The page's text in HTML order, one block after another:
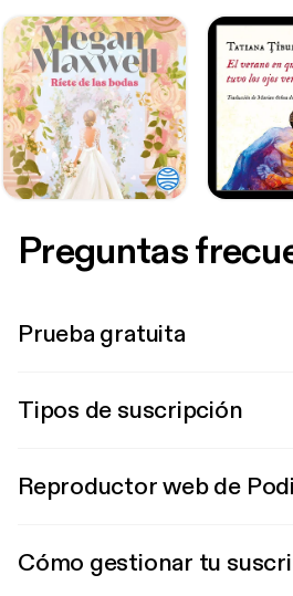
Preguntas
Prueba gratuita
Tipos de suscripción
Reproductor web de
Cómo gestionar tu